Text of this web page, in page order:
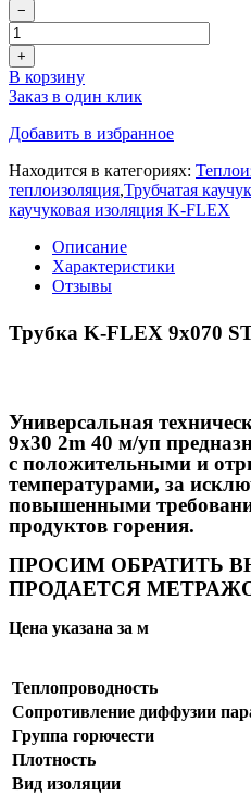
−
+
В корзину
Заказ в один клик
Добавить в избранное
Находится в категориях:
теплоизоляция,Трубчатая
каучуковая изоляция K-FLEX
Описание
Характеристики
Отзывы
Трубка K-FLEX 9x070
Универсальная
9x30 2m 40 м/уп
с положительными и
температурами, за
повышенными
продуктов горения.
ПРОСИМ ОБРАТИТЬ
ПРОДАЕТСЯ
Цена указана за м
Теплопроводность
Сопротивление диффузии
Группа горючести
Плотность
Вид изоляции